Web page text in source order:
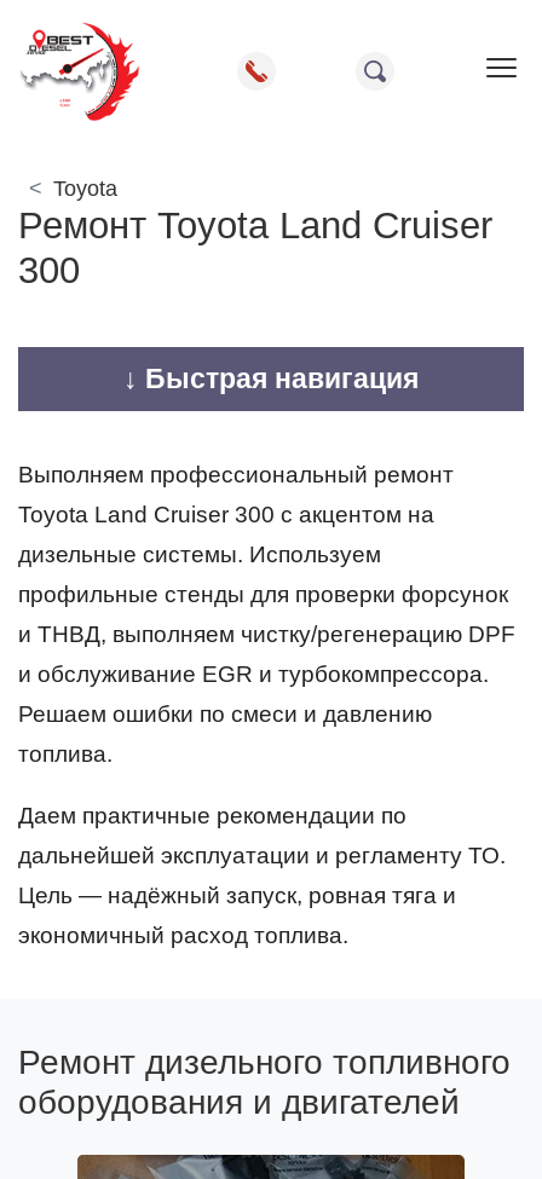
Toyota
Ремонт Toyota Land Cruiser
300
↓ Быстрая навигация
Выполняем профессиональный ремонт
Toyota Land Cruiser 300 с акцентом на
дизельные системы. Используем
профильные стенды для проверки форсунок
и ТНВД, выполняем чистку/регенерацию DPF
и обслуживание EGR и турбокомпрессора.
Решаем ошибки по смеси и давлению
топлива.
Даем практичные рекомендации по
дальнейшей эксплуатации и регламенту ТО.
Цель — надёжный запуск, ровная тяга и
экономичный расход топлива.
Ремонт дизельного топливного
оборудования и двигателей